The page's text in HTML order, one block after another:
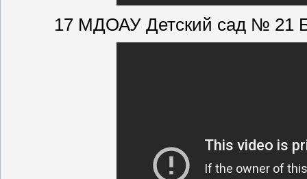
17 МДОАУ Детский сад № 21 Б